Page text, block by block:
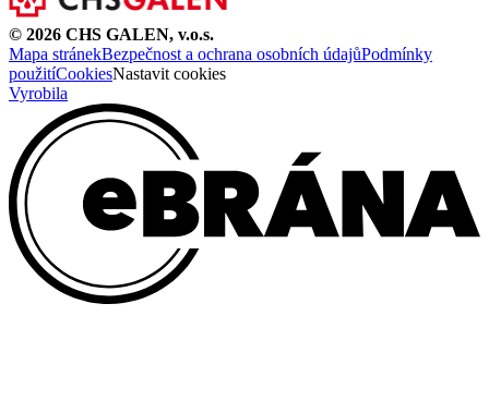
© 2026 CHS GALEN, v.o.s.
Mapa stránekBezpečnost a ochrana osobních údajůPodmínky
použitíCookiesNastavit cookies
Vyrobila